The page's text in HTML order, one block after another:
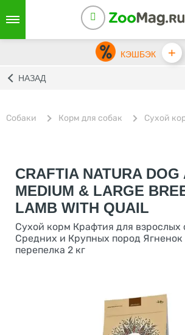
КЭШБЭК +
НАЗАД
Собаки Корм для собак Сухой
CRAFTIA NATURA DOG
MEDIUM & LARGE
LAMB WITH QUAIL
Сухой корм Крафтия для взрослых
Средних и Крупных пород Ягненок
перепелка 2 кг